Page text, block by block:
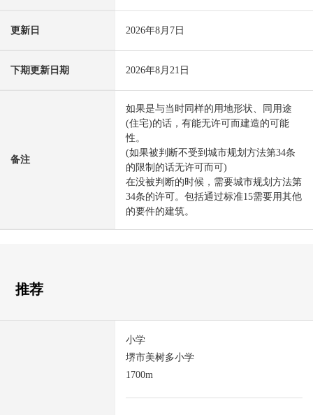
更新日 2026年8月7日
下期更新日期 2026年8月21日
备注
如果是与当时同样的用地形状、同用途
(住宅)的话，有能无许可而建造的可能
性。
(如果被判断不受到城市规划方法第34条
的限制的话无许可而可)
在没被判断的时候，需要城市规划方法第
34条的许可。包括通过标准15需要用其他
的要件的建筑。
推荐
小学
堺市美树多小学
1700m